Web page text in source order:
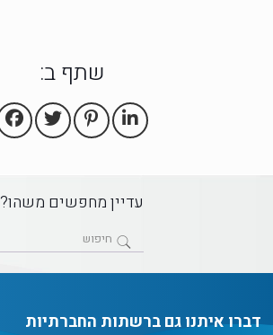
שתף ב:
עדיין מחפשים משהו?
דברו איתנו גם ברשתות החברתיות